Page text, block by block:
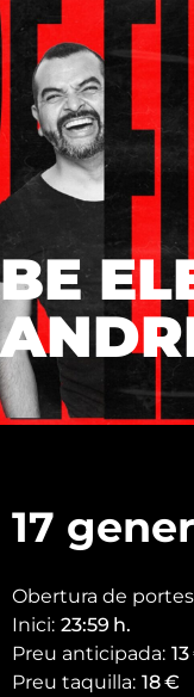
BE
17
Obertura de
Inici: 23:59 h.
Preu anticipada: 13
Preu taquilla: 18€